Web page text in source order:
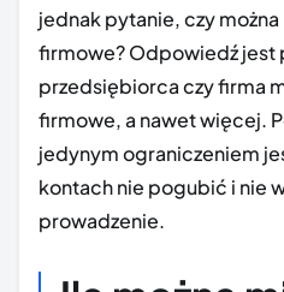
jednak pytanie, czy
firmowe? Odpowiedź jest
przedsiębiorca czy firma
firmowe, a nawet więcej.
jedynym ograniczeniem
kontach nie pogubić i nie
prowadzenie.